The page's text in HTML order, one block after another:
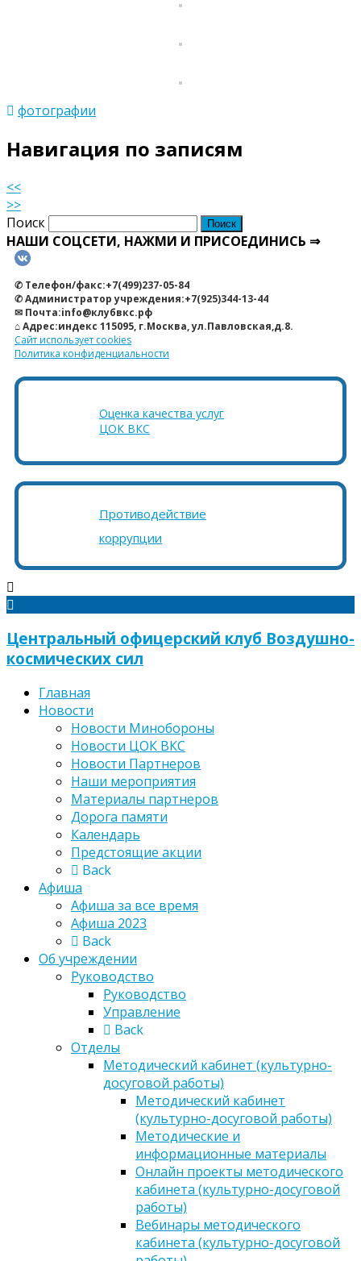
фотографии
Навигация по записям
<<
>>
Поиск
НАШИ СОЦСЕТИ, НАЖМИ И ПРИСОЕДИНИСЬ ⇒
✆ Телефон/факс:+7(499)237-05-84
✆ Администратор учреждения:+7(925)344-13-44
✉ Почта:info@клубвкс.рф
⌂ Адрес:индекс 115095, г.Москва, ул.Павловская,д.8.
Сайт использует cookies
Политика конфиденциальности
Оценка качества услуг
ЦОК ВКС
Противодействие
коррупции
Центральный офицерский клуб Воздушно-
космических сил
Главная
Новости
Новости Минобороны
Новости ЦОК ВКС
Новости Партнеров
Наши мероприятия
Материалы партнеров
Дорога памяти
Календарь
Предстоящие акции
Back
Афиша
Афиша за все время
Афиша 2023
Back
Об учреждении
Руководство
Руководство
Управление
Back
Отделы
Методический кабинет (культурно-
досуговой работы)
Методический кабинет
(культурно-досуговой работы)
Методические и
информационные материалы
Онлайн проекты методического
кабинета (культурно-досуговой
работы)
Вебинары методического
кабинета (культурно-досуговой